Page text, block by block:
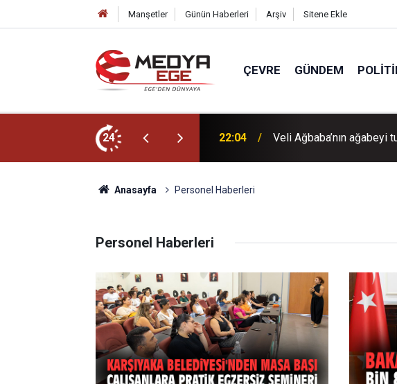
Manşetler Günün Haberleri Arşiv Sitene Ekle
ÇEVRE GÜNDEM
24 22:00 Başkan Aydın
Anasayfa Personel Haberleri
Personel Haberleri